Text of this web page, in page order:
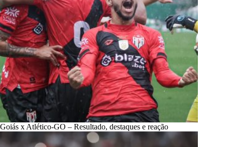
Goiás x Atlético-GO – Resultado, destaques e reação